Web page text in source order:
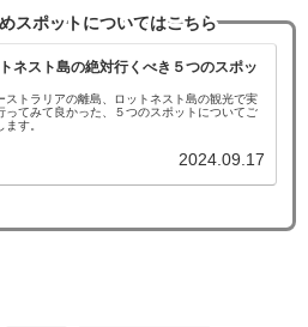
スポットについてはこちら
ネスト島の絶対行くべき５つのスポッ
ストラリアの離島、ロットネスト島の観光で実
ってみて良かった、５つのスポットについてご
ます。
2024.09.17